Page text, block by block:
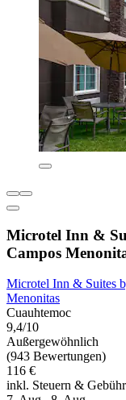
Microtel Inn &
Campos
Microtel Inn & Suites
Menonitas
Cuauhtemoc
9,4/10
Außergewöhnlich
(943 Bewertungen)
116 €
inkl. Steuern &